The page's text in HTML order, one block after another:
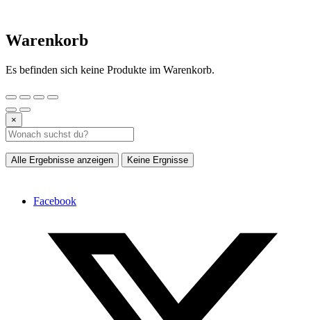
Warenkorb
Es befinden sich keine Produkte im Warenkorb.
×
Alle Ergebnisse anzeigen Keine Ergnisse
Facebook